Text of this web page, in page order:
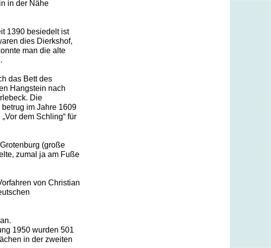
in der Nähe
1390 besiedelt ist
dies Dierkshof,
man die alte
das Bett des
Hangstein nach
Die
im Jahre 1609
dem Schling“ für
(große
zumal ja am Fuße
von Christian
1950 wurden 501
in der zweiten